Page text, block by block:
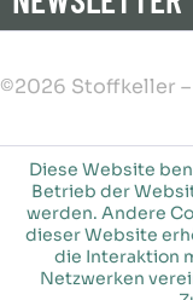
©2026 Stoffkeller
Diese Website
Betrieb der
werden. Andere
dieser Website
die Interaktion
Netzwerken